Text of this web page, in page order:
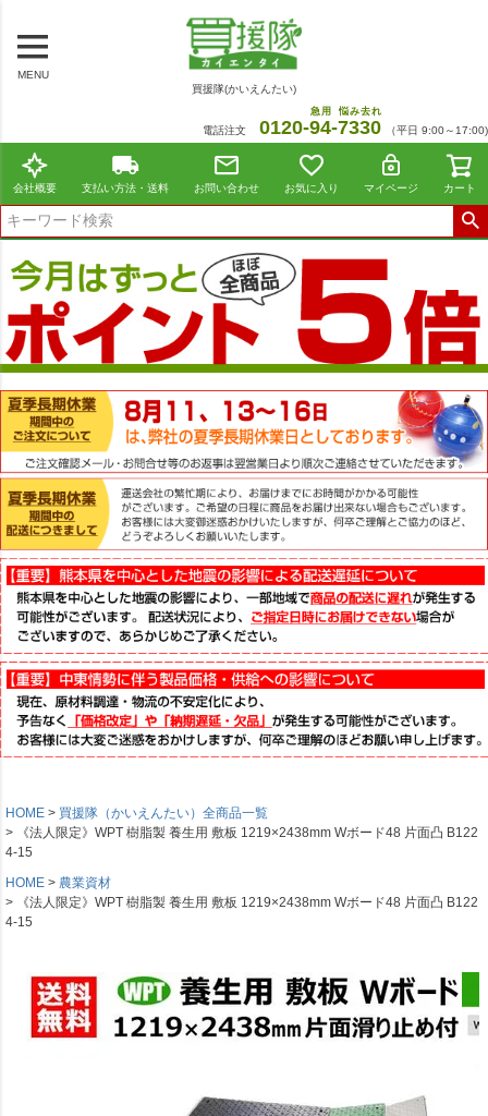
MENU
買援隊(かいえんたい)
電話注文 0120-94
急用
-7330
悩み去れ
（平日 9:00～17:00)
会社概要 支払い方法・送料 お問い合わせ お気に入り マイページ カート
HOME
買援隊（かいえんたい）全商品一覧
《法人限定》WPT 樹脂製 養生用 敷板 1219×2438mm Wボード48 片面凸 B122
4-15
HOME
農業資材
《法人限定》WPT 樹脂製 養生用 敷板 1219×2438mm Wボード48 片面凸 B122
4-15